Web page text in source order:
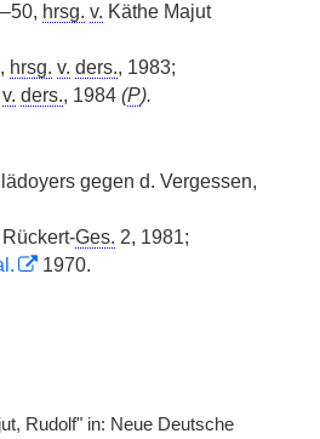
hrsg. v. Käthe Majut
hrsg. v. ders., 1983;
v. ders., 1984 (P).
gegen d. Vergessen,
Ges. 2, 1981;
1970.
Rudolf" in: Neue Deutsche